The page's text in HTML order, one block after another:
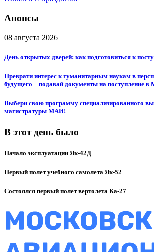
Анонсы
08 августа 2026
День открытых дверей: как подготовиться к
Преврати интерес к гуманитарным наукам в
будущего – подавай документы на поступление
Выбери свою программу специализированного
магистратуры МАИ!
В этот день было
Начало эксплуатации Як-42Д
Первый полет учебного самолета Як-52
Состоялся первый полет вертолета Ка-27